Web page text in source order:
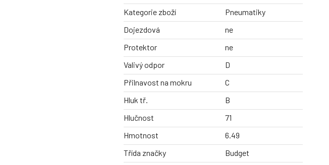
Kategorie zboží
Pneumatiky
Dojezdová
ne
Protektor
ne
Valivý odpor
D
Přilnavost na mokru
C
Hluk tř.
B
Hlučnost
71
Hmotnost
6.49
Třída značky
Budget